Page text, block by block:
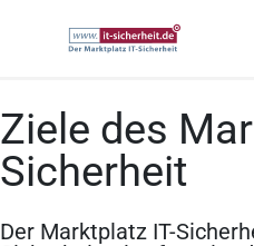
Ziele des
Sicherheit
Der Marktplatz IT-